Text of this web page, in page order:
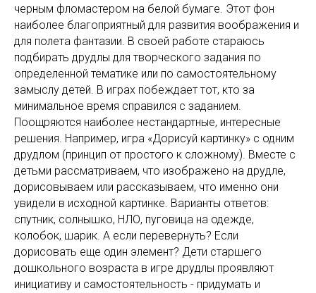
черным фломастером на белой бумаге. Этот фон
наиболее благоприятный для развития воображения и
для полета фантазии. В своей работе стараюсь
подбирать друдлы для творческого задания по
определенной тематике или по самостоятельному
замыслу детей. В играх побеждает тот, кто за
минимальное время справился с заданием.
Поощряются наиболее нестандартные, интересные
решения. Например, игра «Дорисуй картинку» с одним
друдлом (принцип от простого к сложному). Вместе с
детьми рассматриваем, что изображено на друдле,
дорисовываем или рассказываем, что именно они
увидели в исходной картинке. Варианты ответов:
спутник, солнышко, НЛО, пуговица на одежде,
колобок, шарик. А если перевернуть? Если
дорисовать еще один элемент? Дети старшего
дошкольного возраста в игре друдлы проявляют
инициативу и самостоятельность - придумать и